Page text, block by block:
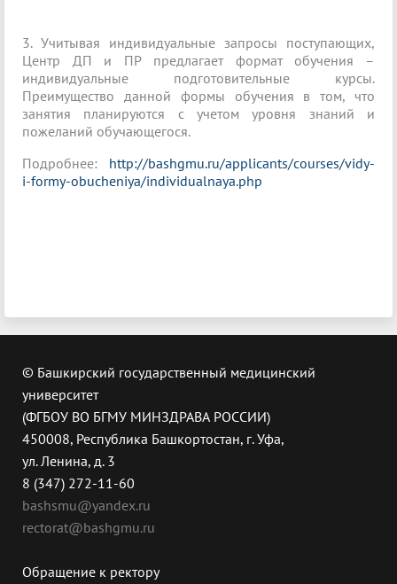
3. Учитывая индивидуальные запросы поступающих,
Центр ДП и ПР предлагает формат обучения –
индивидуальные подготовительные курсы.
Преимущество данной формы обучения в том, что
занятия планируются с учетом уровня знаний и
пожеланий обучающегося.
Подробнее: http://bashgmu.ru/applicants/courses/vidy-
i-formy-obucheniya/individualnaya.php
© Башкирский государственный медицинский
университет
(ФГБОУ ВО БГМУ МИНЗДРАВА РОССИИ)
450008, Республика Башкортостан, г. Уфа,
ул. Ленина, д. 3
8 (347) 272-11-60
bashsmu@yandex.ru
rectorat@bashgmu.ru
Обращение к ректору